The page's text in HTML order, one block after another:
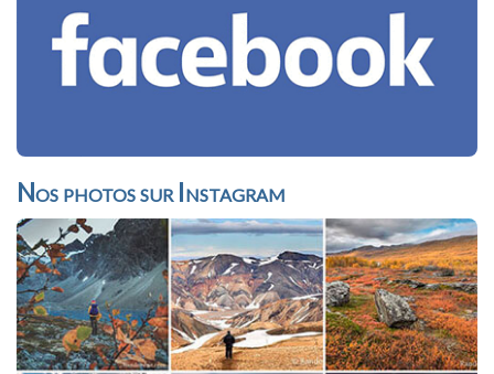
Nos photos sur Instagram